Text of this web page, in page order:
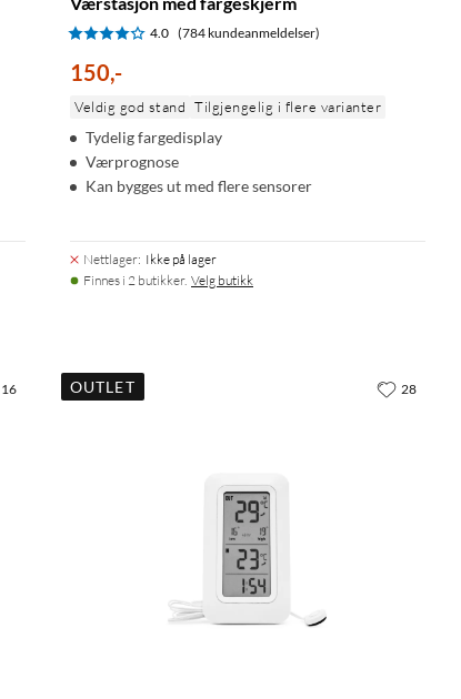
4.0 (784 kundeanmeldelser)
150,-
Veldig god stand Tilgjengelig i flere varianter
Tydelig fargedisplay
Værprognose
Kan bygges ut med flere sensorer
Nettlager: Ikke på lager
Finnes i 2 butikker. Velg butikk
16 OUTLET 28